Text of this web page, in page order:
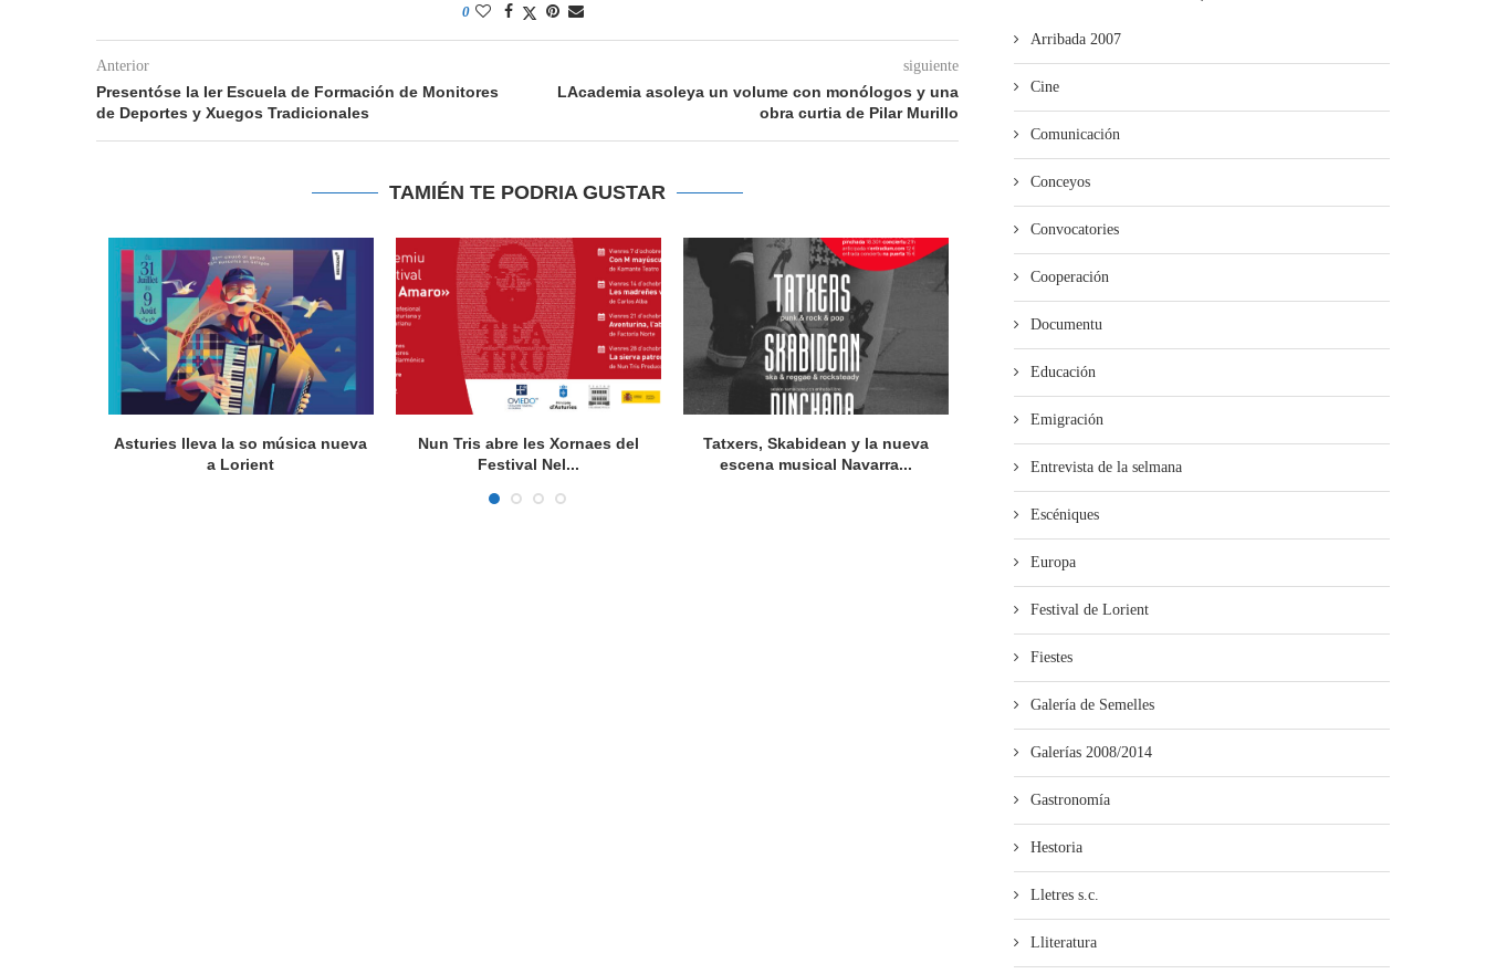
0
Anterior
Presentóse la Ier Escuela de Formación de Monitores
de Deportes y Xuegos Tradicionales
siguiente
LAcademia asoleya un volume con monólogos y una
obra curtia de Pilar Murillo
TAMIÉN TE PODRIA GUSTAR
Asturies lleva la so música nueva
a Lorient
Nun Tris abre les Xornaes del
Festival Nel...
Tatxers, Skabidean y la nueva
escena musical Navarra...
El Grupu de Teatro San Félix de
Valdesoto...
Los estudiantes de Primaria
Arribada 2007
Cine
Comunicación
Conceyos
Convocatories
Cooperación
Documentu
Educación
Emigración
Entrevista de la selmana
Escéniques
Europa
Festival de Lorient
Fiestes
Galería de Semelles
Galerías 2008/2014
Gastronomía
Hestoria
Lletres s.c.
Lliteratura